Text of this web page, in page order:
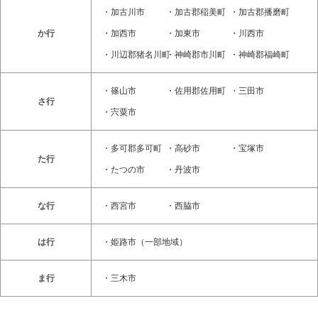
か行
・ 加古川市 ・ 加古郡稲美町 ・ 加古郡播磨町
・ 加西市 ・ 加東市 ・ 川西市
・ 川辺郡猪名川町
・ 神崎郡市川町 ・ 神崎郡福崎町
さ行
・ 篠山市 ・ 佐用郡佐用町 ・ 三田市
・ 宍粟市
た行
・ 多可郡多可町 ・ 高砂市 ・ 宝塚市
・ たつの市 ・ 丹波市
な行 ・ 西宮市 ・ 西脇市
は行 ・ 姫路市 （一部地域）
ま行 ・ 三木市